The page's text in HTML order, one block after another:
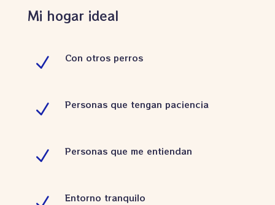
Mi hogar ideal
N Con otros perros
N Personas que tengan paciencia
N Personas que me entiendan
Entorno tranquilo